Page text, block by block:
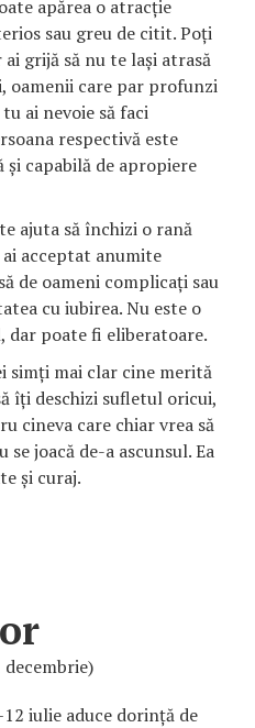
apărea o atracție
sau greu de citit. Poți
grijă să nu te lași atrasă
oamenii care par profunzi
ai nevoie să faci
respectivă este
și capabilă de apropiere
ajuta să închizi o rană
ai acceptat anumite
de oameni complicați sau
cu iubirea. Nu este o
dar poate fi eliberatoare.
simți mai clar cine merită
îți deschizi sufletul oricui,
cineva care chiar vrea să
joacă de-a ascunsul. Ea
și curaj.
iulie aduce dorință de